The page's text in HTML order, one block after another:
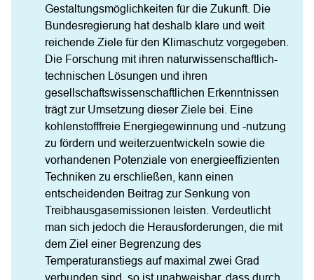
Gestaltungsmöglichkeiten für die Zukunft. Die
Bundesregierung hat deshalb klare und weit
reichende Ziele für den Klimaschutz vorgegeben.
Die Forschung mit ihren naturwissenschaftlich-
technischen Lösungen und ihren
gesellschaftswissenschaftlichen Erkenntnissen
trägt zur Umsetzung dieser Ziele bei. Eine
kohlenstofffreie Energiegewinnung und -nutzung
zu fördern und weiterzuentwickeln sowie die
vorhandenen Potenziale von energieeffizienten
Techniken zu erschließen, kann einen
entscheidenden Beitrag zur Senkung von
Treibhausgasemissionen leisten. Verdeutlicht
man sich jedoch die Herausforderungen, die mit
dem Ziel einer Begrenzung des
Temperaturanstiegs auf maximal zwei Grad
verbunden sind, so ist unabweisbar, dass durch